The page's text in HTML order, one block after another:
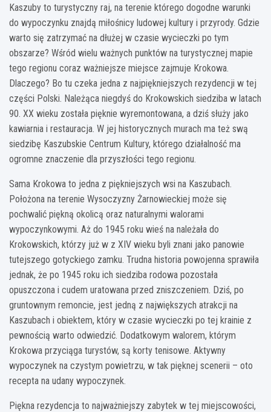
Kaszuby to turystyczny raj, na terenie którego dogodne warunki
do wypoczynku znajdą miłośnicy ludowej kultury i przyrody. Gdzie
warto się zatrzymać na dłużej w czasie wycieczki po tym
obszarze? Wśród wielu ważnych punktów na turystycznej mapie
tego regionu coraz ważniejsze miejsce zajmuje Krokowa.
Dlaczego? Bo tu czeka jedna z najpiękniejszych rezydencji w tej
części Polski. Należąca niegdyś do Krokowskich siedziba w latach
90. XX wieku została pięknie wyremontowana, a dziś służy jako
kawiarnia i restauracja. W jej historycznych murach ma też swą
siedzibę Kaszubskie Centrum Kultury, którego działalność ma
ogromne znaczenie dla przyszłości tego regionu.
Sama Krokowa to jedna z piękniejszych wsi na Kaszubach.
Położona na terenie Wysoczyzny Żarnowieckiej może się
pochwalić piękną okolicą oraz naturalnymi walorami
wypoczynkowymi. Aż do 1945 roku wieś na należała do
Krokowskich, którzy już w z XIV wieku byli znani jako panowie
tutejszego gotyckiego zamku. Trudna historia powojenna sprawiła
jednak, że po 1945 roku ich siedziba rodowa pozostała
opuszczona i cudem uratowana przed zniszczeniem. Dziś, po
gruntownym remoncie, jest jedną z największych atrakcji na
Kaszubach i obiektem, który w czasie wycieczki po tej krainie z
pewnością warto odwiedzić. Dodatkowym walorem, którym
Krokowa przyciąga turystów, są korty tenisowe. Aktywny
wypoczynek na czystym powietrzu, w tak pięknej scenerii – oto
recepta na udany wypoczynek.
Piękna rezydencja to najważniejszy zabytek w tej miejscowości,